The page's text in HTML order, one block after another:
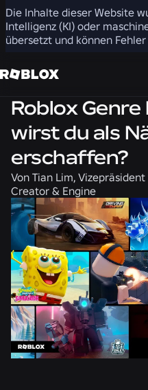
Die Inhalte dieser Website
Intelligenz (KI) oder
übersetzt und können
Teilen
Roblox
wirst du als
erschaffen?
Von Tian Lim,
Creator & Engine